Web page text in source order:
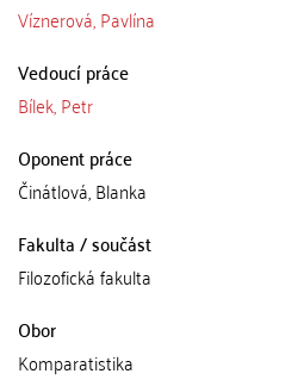
Víznerová, Pavlína
Vedoucí práce
Bílek, Petr
Oponent práce
Činátlová, Blanka
Fakulta / součást
Filozofická fakulta
Obor
Komparatistika